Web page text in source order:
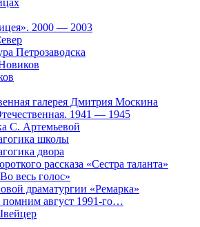
2000 — 2003
Петрозаводска
галерея Дмитрия Москина
1941 — 1945
С. Артемьевой
школы
двора
рассказа «Сестра таланта»
весь голос»
драматургии «Ремарка»
август 1991-го…